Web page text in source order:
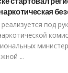
под
...